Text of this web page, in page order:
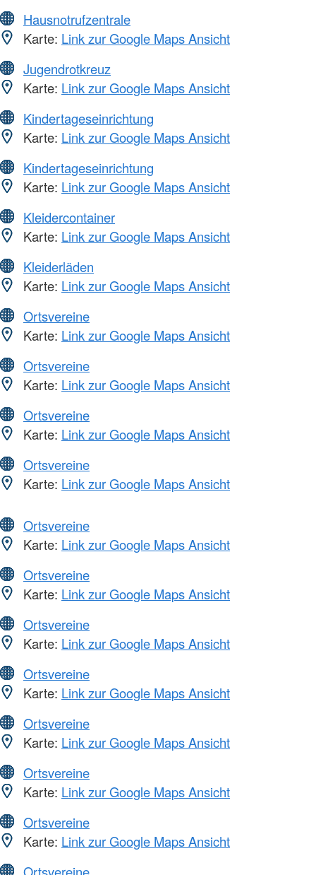
Hausnotrufzentrale
Karte: Link zur Google Maps Ansicht
Jugendrotkreuz
Karte: Link zur Google Maps Ansicht
Kindertageseinrichtung
Karte: Link zur Google Maps Ansicht
Kindertageseinrichtung
Karte: Link zur Google Maps Ansicht
Kleidercontainer
Karte: Link zur Google Maps Ansicht
Kleiderläden
Karte: Link zur Google Maps Ansicht
Ortsvereine
Karte: Link zur Google Maps Ansicht
Ortsvereine
Karte: Link zur Google Maps Ansicht
Ortsvereine
Karte: Link zur Google Maps Ansicht
Ortsvereine
Karte: Link zur Google Maps Ansicht
Ortsvereine
Karte: Link zur Google Maps Ansicht
Ortsvereine
Karte: Link zur Google Maps Ansicht
Ortsvereine
Karte: Link zur Google Maps Ansicht
Ortsvereine
Karte: Link zur Google Maps Ansicht
Ortsvereine
Karte: Link zur Google Maps Ansicht
Ortsvereine
Karte: Link zur Google Maps Ansicht
Ortsvereine
Karte: Link zur Google Maps Ansicht
Ortsvereine